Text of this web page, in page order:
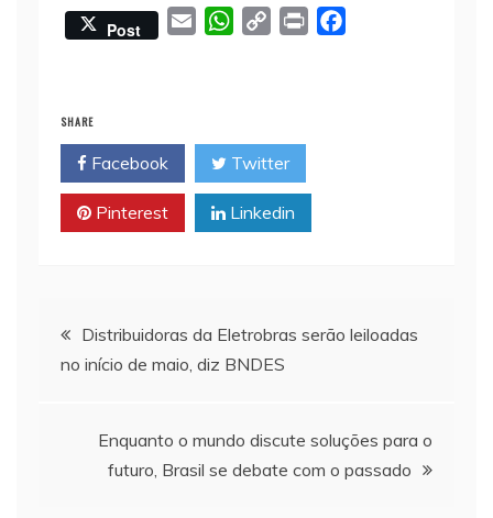
Post
W
A
p
p
i
n
k
SHARE
Facebook Twitter
Pinterest Linkedin
Navegação
de
Distribuidoras da Eletrobras serão leiloadas
no início de maio, diz BNDES
Enquanto o mundo discute soluções para o
futuro, Brasil se debate com o passado